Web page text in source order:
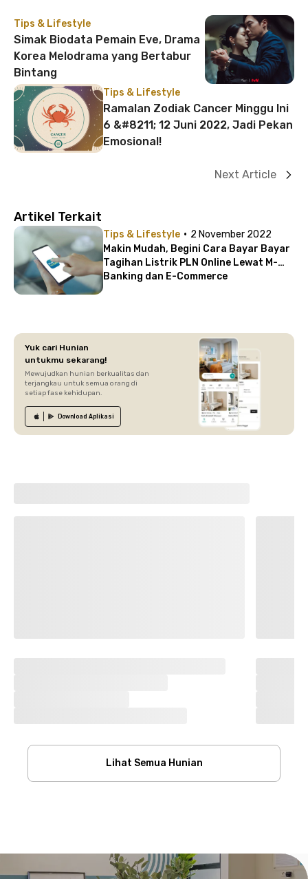
Tips & Lifestyle
Simak Biodata Pemain Eve, Drama
Korea Melodrama yang Bertabur
Bintang
Tips & Lifestyle
Ramalan Zodiak Cancer Minggu Ini
6 &#8211; 12 Juni 2022, Jadi Pekan
Emosional!
Next Article
Artikel Terkait
Tips & Lifestyle · 2 November 2022
Makin Mudah, Begini Cara Bayar Bayar
Tagihan Listrik PLN Online Lewat M-
Banking dan E-Commerce
Yuk cari Hunian
untukmu sekarang!
Mewujudkan hunian berkualitas dan
terjangkau untuk semua orang di
setiap fase kehidupan.
Download Aplikasi
Lihat Semua Hunian